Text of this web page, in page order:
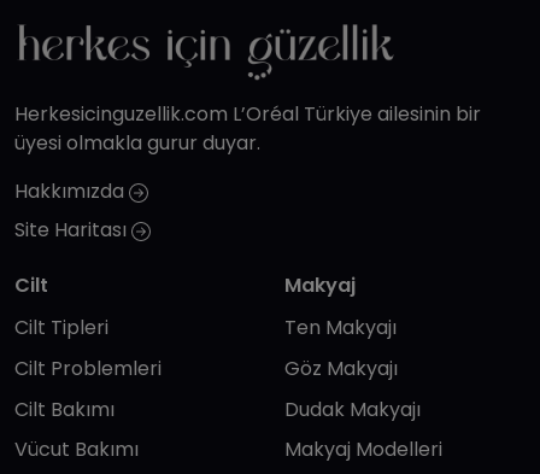
Herkesicinguzellik.com L’Oréal Türkiye ailesinin bir
üyesi olmakla gurur duyar.
Hakkımızda
Site Haritası
Cilt
Cilt Tipleri
Cilt Problemleri
Cilt Bakımı
Vücut Bakımı
Makyaj
Ten Makyajı
Göz Makyajı
Dudak Makyajı
Makyaj Modelleri